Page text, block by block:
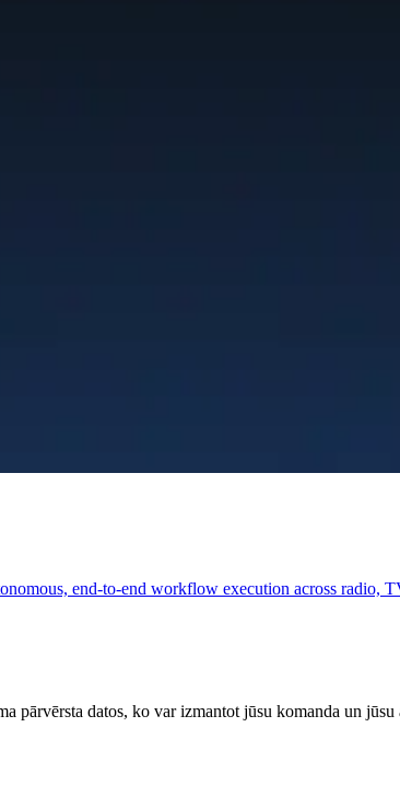
end-to-end workflow execution across radio,
pārvērsta datos, ko var izmantot jūsu komanda un jūsu